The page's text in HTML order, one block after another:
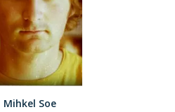
Mihkel Soe